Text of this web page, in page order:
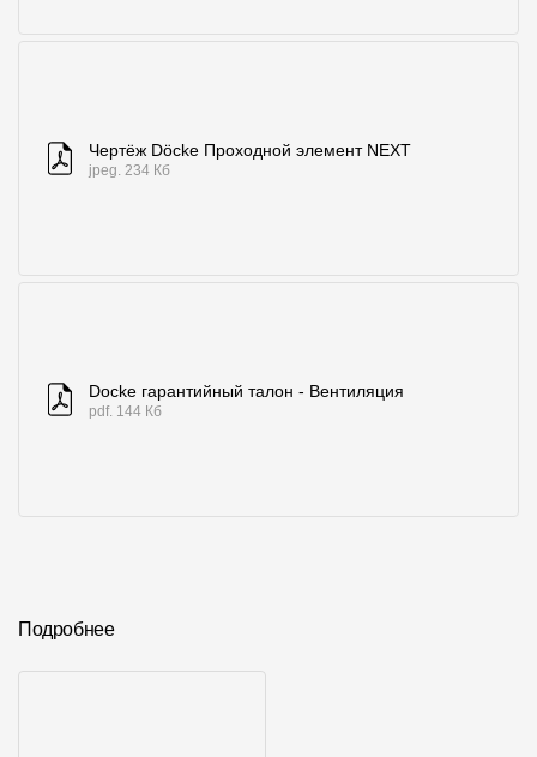
Чертёж Döcke Проходной элемент NEXT
jpeg. 234 Кб
Docke гарантийный талон - Вентиляция
pdf. 144 Кб
Подробнее